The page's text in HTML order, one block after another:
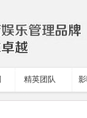
精英团队